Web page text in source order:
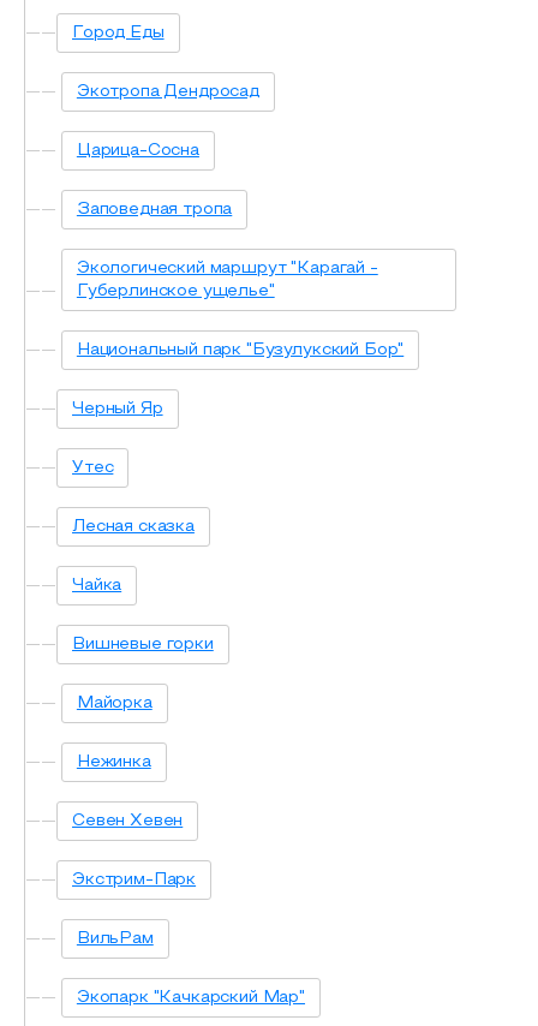
Город Еды
Экотропа Дендросад
Царица-Сосна
Заповедная тропа
Экологический маршрут "Карагай -
Губерлинское ущелье"
Национальный парк "Бузулукский Бор"
Черный Яр
Утес
Лесная сказка
Чайка
Вишневые горки
Майорка
Нежинка
Севен Хевен
Экстрим-Парк
ВильРам
Экопарк "Качкарский Мар"